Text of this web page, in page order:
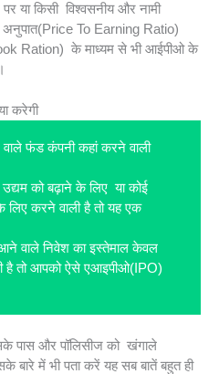
पर या किसी विश्वसनीय और नामी
अनुपात(Price To Earning Ratio)
Ration) के माध्यम से भी आईपीओ के
करेगी
फंड कंपनी कहां करने वाली
को बढ़ाने के लिए या कोई
लिए करने वाली है तो यह एक
वाले निवेश का इस्तेमाल केवल
है तो आपको ऐसे एआइपीओ(IPO)
पास और पॉलिसीज को खंगाले
में भी पता करें यह सब बातें बहुत ही